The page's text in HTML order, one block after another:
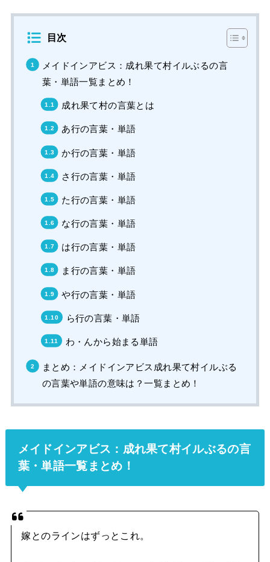
目次
メイドインアビス：成れ果て村イルぶるの言
葉・単語一覧まとめ！
成れ果て村の言葉とは
あ行の言葉・単語
か行の言葉・単語
さ行の言葉・単語
た行の言葉・単語
な行の言葉・単語
は行の言葉・単語
ま行の言葉・単語
や行の言葉・単語
ら行の言葉・単語
わ・んから始まる単語
まとめ：メイドインアビス成れ果て村イルぶる
の言葉や単語の意味は？一覧まとめ！
メイドインアビス：成れ果て村イルぶるの言
葉・単語一覧まとめ！
嫁とのラインはずっとこれ。